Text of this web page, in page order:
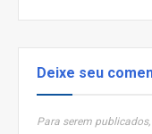
Deixe seu
Para serem